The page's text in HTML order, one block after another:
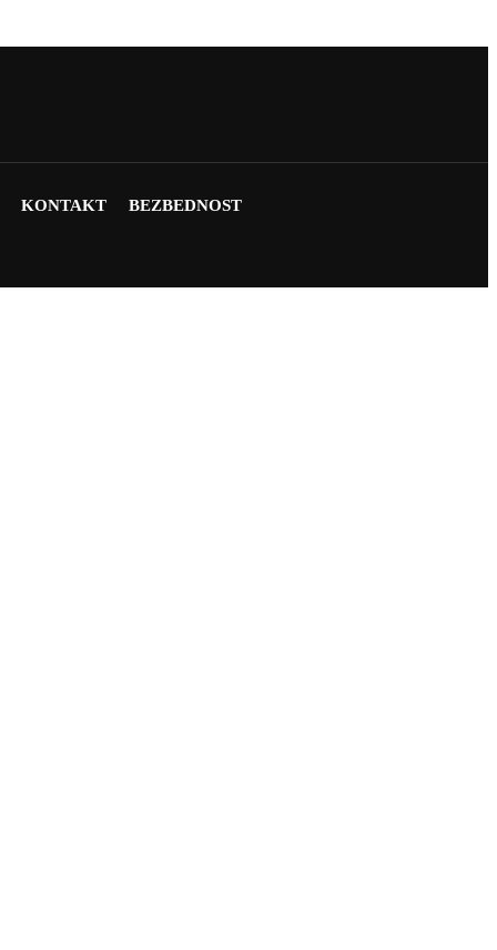
KONTAKT BEZBEDNOST